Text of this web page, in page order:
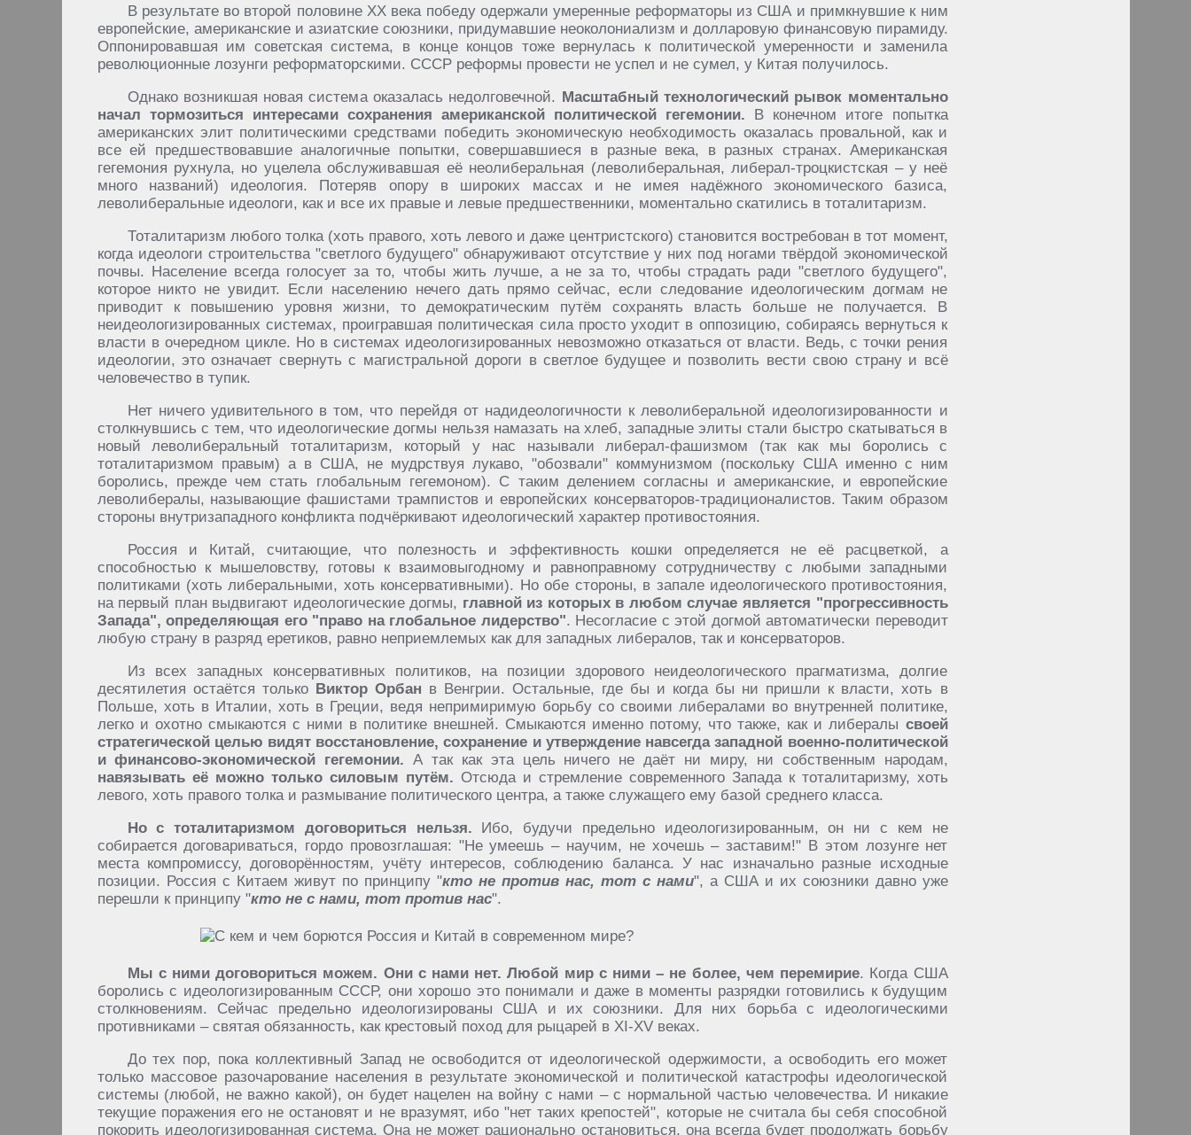
В результате во второй половине ХХ века победу одержали умеренные реформаторы из США и примкнувшие к ним
европейские, американские и азиатские союзники, придумавшие неоколониализм и долларовую финансовую пирамиду.
Оппонировавшая им советская система, в конце концов тоже вернулась к политической умеренности и заменила
революционные лозунги реформаторскими. СССР реформы провести не успел и не сумел, у Китая получилось.
Однако возникшая новая система оказалась недолговечной. Масштабный технологический рывок моментально
начал тормозиться интересами сохранения американской политической гегемонии. В конечном итоге попытка
американских элит политическими средствами победить экономическую необходимость оказалась провальной, как и
все ей предшествовавшие аналогичные попытки, совершавшиеся в разные века, в разных странах. Американская
гегемония рухнула, но уцелела обслуживавшая её неолиберальная (леволиберальная, либерал-троцкистская – у неё
много названий) идеология. Потеряв опору в широких массах и не имея надёжного экономического базиса,
леволиберальные идеологи, как и все их правые и левые предшественники, моментально скатились в тоталитаризм.
Тоталитаризм любого толка (хоть правого, хоть левого и даже центристского) становится востребован в тот момент,
когда идеологи строительства "светлого будущего" обнаруживают отсутствие у них под ногами твёрдой экономической
почвы. Население всегда голосует за то, чтобы жить лучше, а не за то, чтобы страдать ради "светлого будущего",
которое никто не увидит. Если населению нечего дать прямо сейчас, если следование идеологическим догмам не
приводит к повышению уровня жизни, то демократическим путём сохранять власть больше не получается. В
неидеологизированных системах, проигравшая политическая сила просто уходит в оппозицию, собираясь вернуться к
власти в очередном цикле. Но в системах идеологизированных невозможно отказаться от власти. Ведь, с точки рения
идеологии, это означает свернуть с магистральной дороги в светлое будущее и позволить вести свою страну и всё
человечество в тупик.
Нет ничего удивительного в том, что перейдя от надидеологичности к леволиберальной идеологизированности и
столкнувшись с тем, что идеологические догмы нельзя намазать на хлеб, западные элиты стали быстро скатываться в
новый леволиберальный тоталитаризм, который у нас называли либерал-фашизмом (так как мы боролись с
тоталитаризмом правым) а в США, не мудрствуя лукаво, "обозвали" коммунизмом (поскольку США именно с ним
боролись, прежде чем стать глобальным гегемоном). С таким делением согласны и американские, и европейские
леволибералы, называющие фашистами трампистов и европейских консерваторов-традиционалистов. Таким образом
стороны внутризападного конфликта подчёркивают идеологический характер противостояния.
Россия и Китай, считающие, что полезность и эффективность кошки определяется не её расцветкой, а
способностью к мышеловству, готовы к взаимовыгодному и равноправному сотрудничеству с любыми западными
политиками (хоть либеральными, хоть консервативными). Но обе стороны, в запале идеологического противостояния,
на первый план выдвигают идеологические догмы, главной из которых в любом случае является "прогрессивность
Запада", определяющая его "право на глобальное лидерство". Несогласие с этой догмой автоматически переводит
любую страну в разряд еретиков, равно неприемлемых как для западных либералов, так и консерваторов.
Из всех западных консервативных политиков, на позиции здорового неидеологического прагматизма, долгие
десятилетия остаётся только Виктор Орбан в Венгрии. Остальные, где бы и когда бы ни пришли к власти, хоть в
Польше, хоть в Италии, хоть в Греции, ведя непримиримую борьбу со своими либералами во внутренней политике,
легко и охотно смыкаются с ними в политике внешней. Смыкаются именно потому, что также, как и либералы своей
стратегической целью видят восстановление, сохранение и утверждение навсегда западной военно-политической
и финансово-экономической гегемонии. А так как эта цель ничего не даёт ни миру, ни собственным народам,
навязывать её можно только силовым путём. Отсюда и стремление современного Запада к тоталитаризму, хоть
левого, хоть правого толка и размывание политического центра, а также служащего ему базой среднего класса.
Но с тоталитаризмом договориться нельзя. Ибо, будучи предельно идеологизированным, он ни с кем не
собирается договариваться, гордо провозглашая: "Не умеешь – научим, не хочешь – заставим!" В этом лозунге нет
места компромиссу, договорённостям, учёту интересов, соблюдению баланса. У нас изначально разные исходные
позиции. Россия с Китаем живут по принципу "кто не против нас, тот с нами", а США и их союзники давно уже
перешли к принципу "кто не с нами, тот против нас".
Мы с ними договориться можем. Они с нами нет. Любой мир с ними – не более, чем перемирие. Когда США
боролись с идеологизированным СССР, они хорошо это понимали и даже в моменты разрядки готовились к будущим
столкновениям. Сейчас предельно идеологизированы США и их союзники. Для них борьба с идеологическими
противниками – святая обязанность, как крестовый поход для рыцарей в XI-XV веках.
До тех пор, пока коллективный Запад не освободится от идеологической одержимости, а освободить его может
только массовое разочарование населения в результате экономической и политической катастрофы идеологической
системы (любой, не важно какой), он будет нацелен на войну с нами – с нормальной частью человечества. И никакие
текущие поражения его не остановят и не вразумят, ибо "нет таких крепостей", которые не считала бы себя способной
покорить идеологизированная система. Она не может рационально остановиться, она всегда будет продолжать борьбу